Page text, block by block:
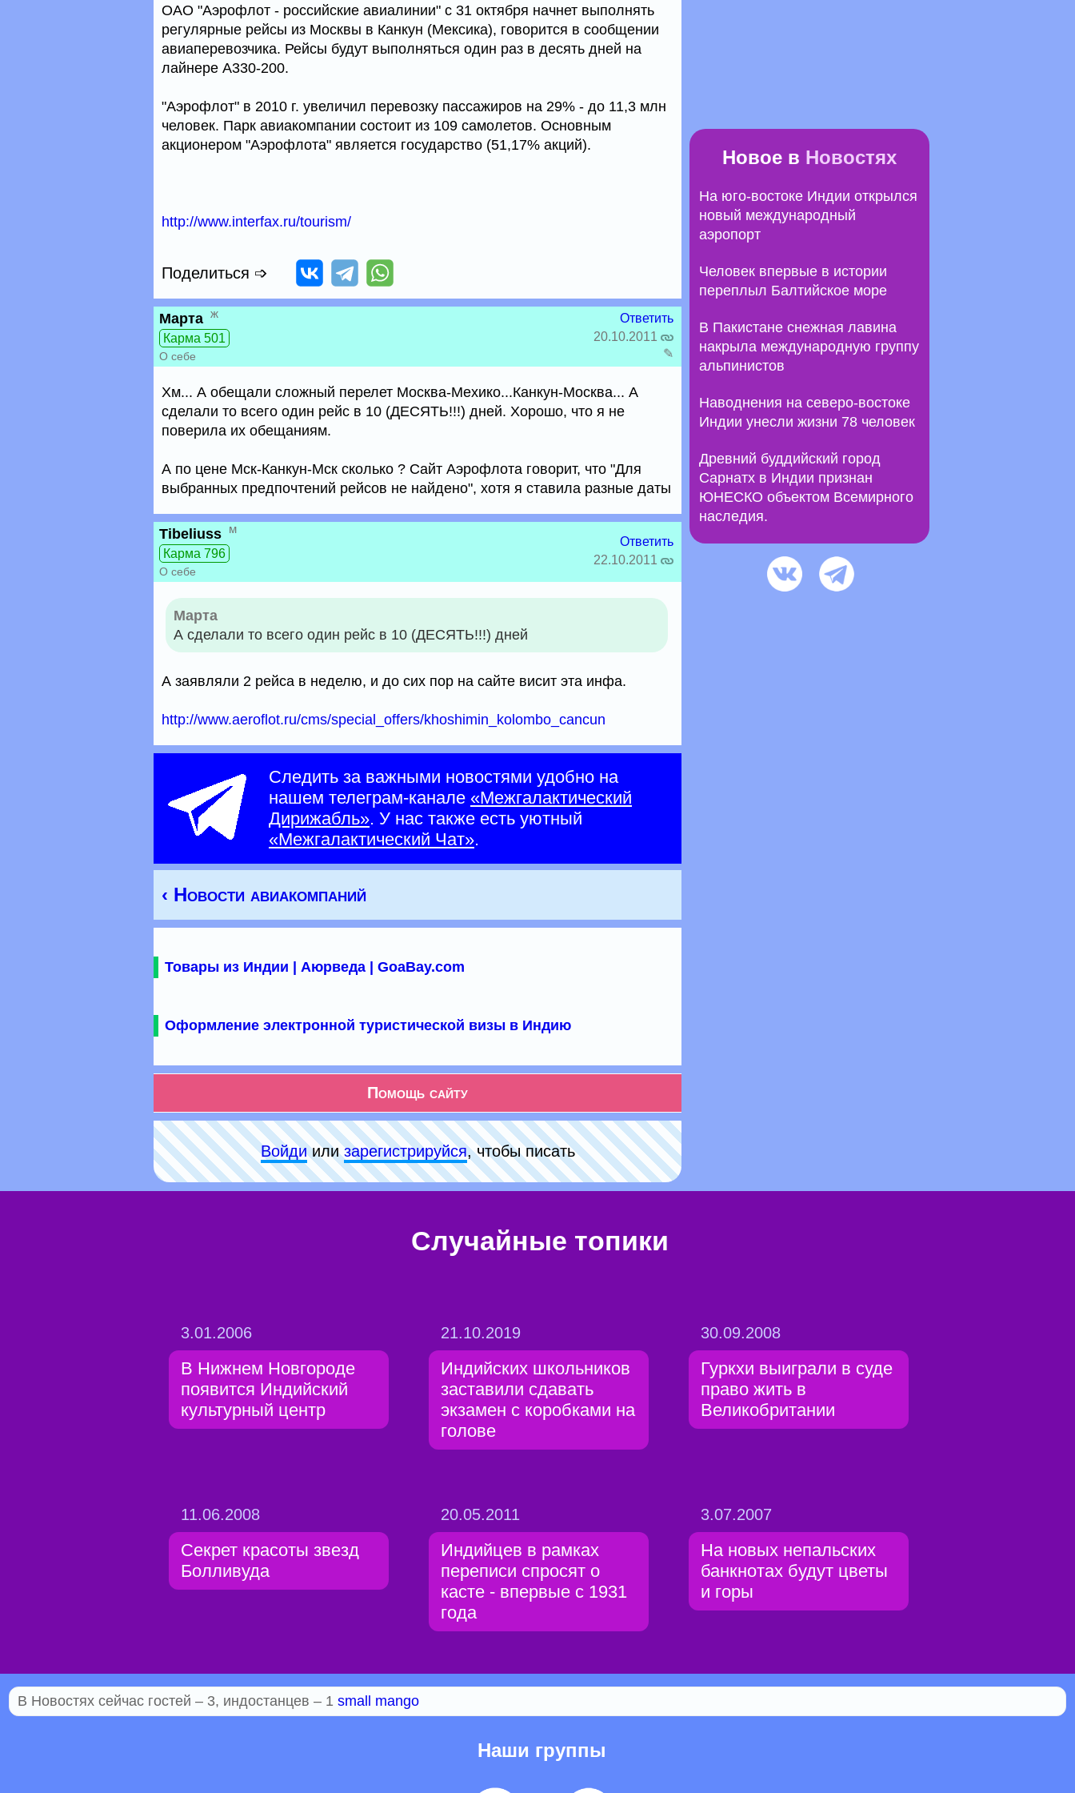
ОАО "Аэрофлот - российские авиалинии" с 31 октября начнет выполнять
регулярные рейсы из Москвы в Канкун (Мексика), говорится в сообщении
авиаперевозчика. Рейсы будут выполняться один раз в десять дней на
лайнере А330-200.
"Аэрофлот" в 2010 г. увеличил перевозку пассажиров на 29% - до 11,3 млн
человек. Парк авиакомпании состоит из 109 самолетов. Основным
акционером "Аэрофлота" является государство (51,17% акций).
http://www.interfax.ru/tourism/
Поделиться ➩
Марта ж
Карма 501
О себе
Ответить
20.10.2011
✎
Хм... А обещали сложный перелет Москва-Мехико...Канкун-Москва... А
сделали то всего один рейс в 10 (ДЕСЯТЬ!!!) дней. Хорошо, что я не
поверила их обещаниям.
А по цене Мск-Канкун-Мск сколько ? Сайт Аэрофлота говорит, что "Для
выбранных предпочтений рейсов не найдено", хотя я ставила разные даты
Tibeliuss м
Карма 796
О себе
Ответить
22.10.2011
Марта
А сделали то всего один рейс в 10 (ДЕСЯТЬ!!!) дней
А заявляли 2 рейса в неделю, и до сих пор на сайте висит эта инфа.
http://www.aeroflot.ru/cms/special_offers/khoshimin_kolombo_cancun
Следить за важными новостями удобно на
нашем телеграм-канале «Межгалактический
Дирижабль». У нас также есть уютный
«Межгалактический Чат».
‹ Новости авиакомпаний
Товары из Индии | Аюрведа | GoaBay.com
Оформление электронной туристической визы в Индию
Помощь сайту
Войдиилизарeгиcтpируйся, чтобы писать
Новое в Новостях
На юго-востоке Индии открылся
новый международный
аэропорт
Человек впервые в истории
переплыл Балтийское море
В Пакистане снежная лавина
накрыла международную группу
альпинистов
Наводнения на северо-востоке
Индии унесли жизни 78 человек
Древний буддийский город
Сарнатх в Индии признан
ЮНЕСКО объектом Всемирного
наследия.
Случайные топики
3.01.2006
В Нижнем Новгороде
появится Индийский
культурный центр
21.10.2019
Индийских школьников
заставили сдавать
экзамен с коробками на
голове
30.09.2008
Гуркхи выиграли в суде
право жить в
Великобритании
11.06.2008
Секрет красоты звезд
Болливуда
20.05.2011
Индийцев в рамках
переписи спросят о
касте - впервые с 1931
года
3.07.2007
На новых непальских
банкнотах будут цветы
и горы
В Новостях сейчас гостей – 3, индостанцев – 1 small mango
Наши группы